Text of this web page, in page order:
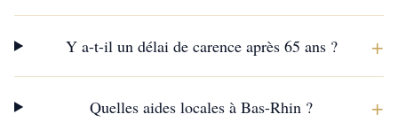
Y a-t-il un délai de carence après 65 ans ? +
Quelles aides locales à Bas-Rhin ? +